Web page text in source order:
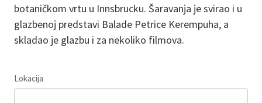
botaničkom vrtu u Innsbrucku. Šaravanja je svirao i u
glazbenoj predstavi Balade Petrice Kerempuha, a
skladao je glazbu i za nekoliko filmova.
Lokacija